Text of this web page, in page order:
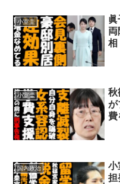
小室圭
眞
両
相
小室圭
秋
が
費
国内政治
小
担